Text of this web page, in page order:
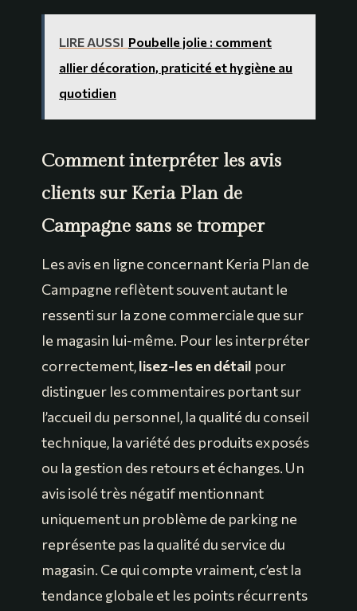
LIRE AUSSI Poubelle jolie : comment
allier décoration, praticité et hygiène au
quotidien
Comment interpréter les avis
clients sur Keria Plan de
Campagne sans se tromper
Les avis en ligne concernant Keria Plan de
Campagne reflètent souvent autant le
ressenti sur la zone commerciale que sur
le magasin lui-même. Pour les interpréter
correctement,lisez-les en détail pour
distinguer les commentaires portant sur
l’accueil du personnel, la qualité du conseil
technique, la variété des produits exposés
ou la gestion des retours et échanges. Un
avis isolé très négatif mentionnant
uniquement un problème de parking ne
représente pas la qualité du service du
magasin. Ce qui compte vraiment, c’est la
tendance globale et les points récurrents